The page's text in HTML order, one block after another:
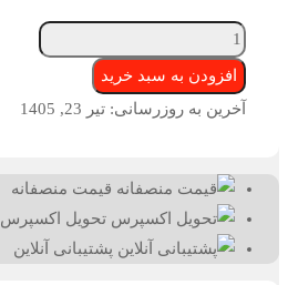
رکابی
🏀
🗑
عدد
افزودن به سبد خرید
آخرین به روزرسانی: تیر 23, 1405
قیمت منصفانه
تحویل اکسپرس
پشتیبانی آنلاین